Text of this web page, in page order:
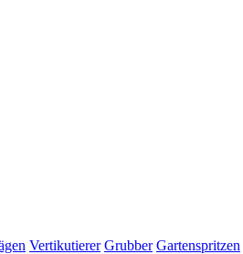
Vertikutierer Grubber Gartenspritzen